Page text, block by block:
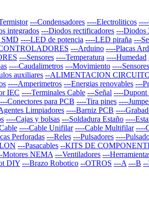
---Condensadores ----Electroliticos
integrados ---Diodos rectificadores ---Diodos
----LED de potencia ----LED piraña ---
---Arduino ----Placas
---Sensores ----Temperatura ----Humedad
----Caudalimetros ---Movimiento ----Sensores
auxiliares --ALIMENTACION
----Amperimetros ---Energias renovables ---
IEC ----Terminales Cable ---Señal ----Dupont
---Conectores para PCB ----Tira pines ----
Limpiadores ----Barniz PCB ----
----Cajas y bolsas ---Soldadura Estaño ----
----Cable Unifilar ----Cable Multifilar ----
Perforadas ---Reles ---Pulsadores ----
---Pasacables --KITS DE
Motores NEMA ---Ventiladores ---
DIY ---Brazo Robotico --OTROS ---A ---B --